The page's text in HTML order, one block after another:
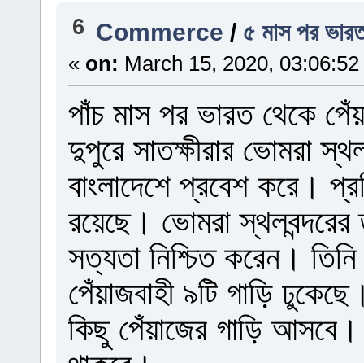
6 Commerce / ৫ মাস পর
« on: March 15, 2020,
পাঁচ মাস পর ভারত থেকে
দুপুরে সাতক্ষীরার ভোমরা
বাংলাদেশে প্রবেশ করে।
রয়েছে। ভোমরা
সত্যতা নিশ্চিত করেন।
পেঁয়াজবাহী ৯টি গাড়ি
কিছু পেঁয়াজের গাড়ি